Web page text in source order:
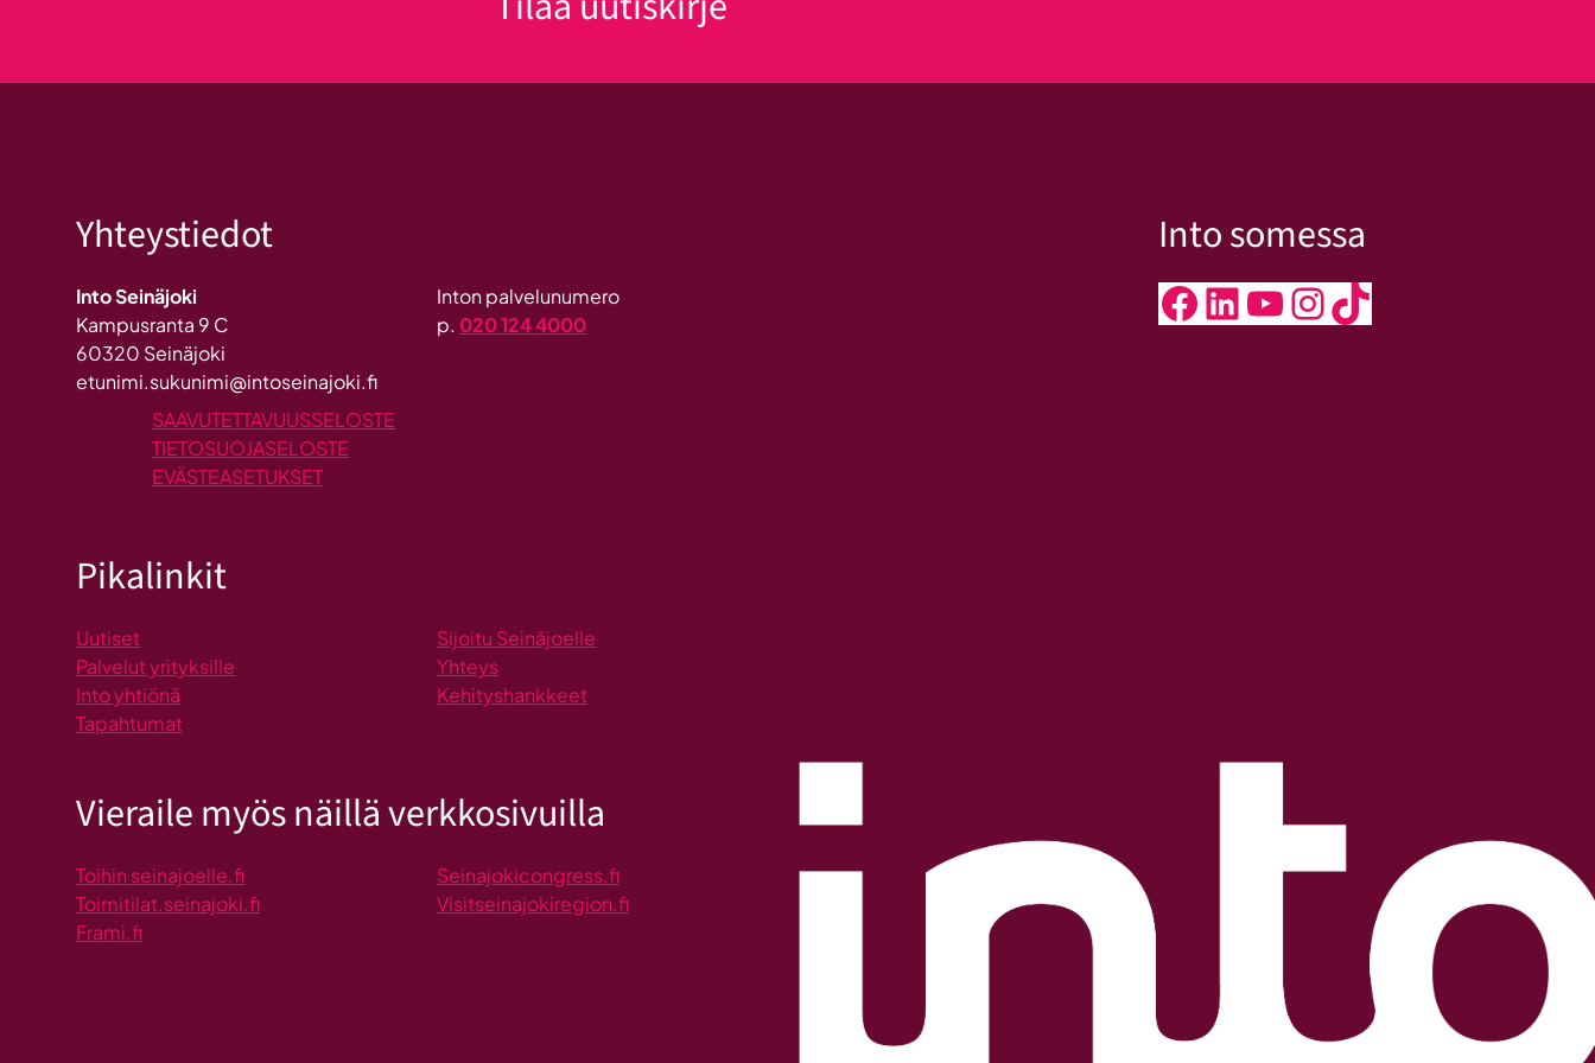
Yhteystiedot
Into Seinäjoki
Kampusranta 9 C
60320 Seinäjoki
etunimi.sukunimi@intoseinajoki.fi
Inton palvelunumero
p. 020 124 4000
Into somessa
Facebook LinkedIn YouTube InstagramTikTok
SAAVUTETTAVUUSSELOSTE
TIETOSUOJASELOSTE
EVÄSTEASETUKSET
Pikalinkit
Uutiset
Palvelut yrityksille
Into yhtiönä
Tapahtumat
Sijoitu Seinäjoelle
Yhteys
Kehityshankkeet
Vieraile myös näillä verkkosivuilla
Toihin seinajoelle.fi
Toimitilat.seinajoki.fi
Frami.fi
Seinajokicongress.fi
Visitseinajokiregion.fi